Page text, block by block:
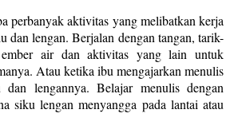
perbanyak aktivitas yang melibatkan kerja
dan lengan. Berjalan dengan tangan, tarik-
ember air dan aktivitas yang lain untuk
Atau ketika ibu mengajarkan menulis
lengannya. Belajar menulis dengan
siku lengan menyangga pada lantai atau